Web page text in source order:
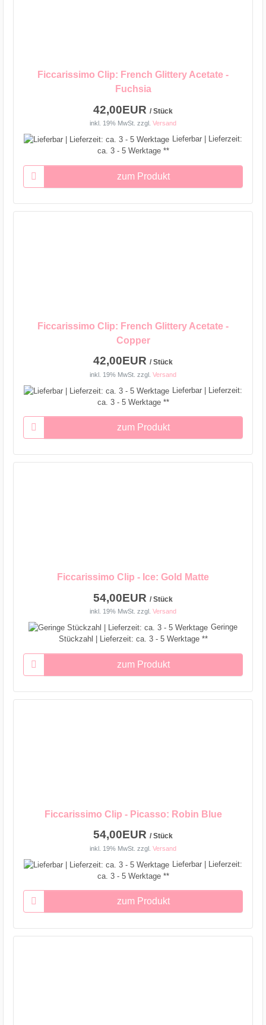
Ficcarissimo Clip: French Glittery Acetate -
Fuchsia
42,00EUR / Stück
inkl. 19% MwSt. zzgl. Versand
Lieferbar | Lieferzeit:
ca. 3 - 5 Werktage **
zum Produkt
Ficcarissimo Clip: French Glittery Acetate -
Copper
42,00EUR / Stück
inkl. 19% MwSt. zzgl. Versand
Lieferbar | Lieferzeit:
ca. 3 - 5 Werktage **
zum Produkt
Ficcarissimo Clip - Ice: Gold Matte
54,00EUR / Stück
inkl. 19% MwSt. zzgl. Versand
Geringe
Stückzahl | Lieferzeit: ca. 3 - 5 Werktage **
zum Produkt
Ficcarissimo Clip - Picasso: Robin Blue
54,00EUR / Stück
inkl. 19% MwSt. zzgl. Versand
Lieferbar | Lieferzeit:
ca. 3 - 5 Werktage **
zum Produkt